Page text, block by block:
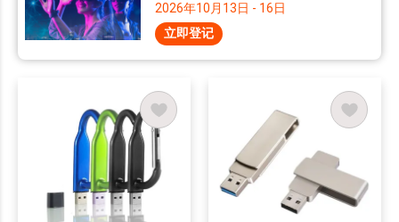
2026年10月13日 - 16日
立即登记